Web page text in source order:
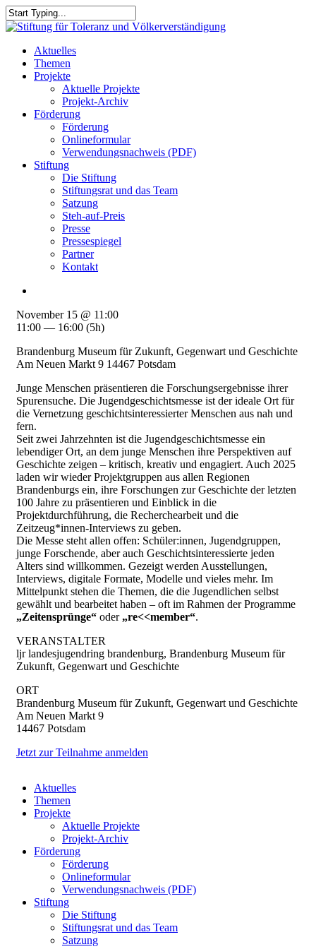
Skip
to
content
Close
search
Menu
Aktuelles
Themen
Projekte
Aktuelle Projekte
Projekt-Archiv
Förderung
Förderung
Onlineformular
Verwendungsnachweis (PDF)
Stiftung
Die Stiftung
Stiftungsrat und das Team
Satzung
Steh-auf-Preis
Presse
Pressespiegel
Partner
Kontakt
Junge Menschen präsentieren die Forschungsergebnisse ihrer
Spurensuche. Die Jugendgeschichtsmesse ist der ideale Ort für
die Vernetzung geschichtsinteressierter Menschen aus nah und
fern.
Seit zwei Jahrzehnten ist die Jugendgeschichtsmesse ein
lebendiger Ort, an dem junge Menschen ihre Perspektiven auf
Geschichte zeigen – kritisch, kreativ und engagiert. Auch 2025
laden wir wieder Projektgruppen aus allen Regionen
Brandenburgs ein, ihre Forschungen zur Geschichte der letzten
100 Jahre zu präsentieren und Einblick in die
Projektdurchführung, die Recherchearbeit und die
Zeitzeug*innen-Interviews zu geben.
Die Messe steht allen offen: Schüler:innen, Jugendgruppen,
junge Forschende, aber auch Geschichtsinteressierte jeden
Alters sind willkommen. Gezeigt werden Ausstellungen,
Interviews, digitale Formate, Modelle und vieles mehr. Im
Mittelpunkt stehen die Themen, die die Jugendlichen selbst
gewählt und bearbeitet haben – oft im Rahmen der Programme
„Zeitensprünge“ oder „re<<member“.
VERANSTALTER
ljr landesjugendring brandenburg, Brandenburg Museum für
Zukunft, Gegenwart und Geschichte
ORT
Brandenburg Museum für Zukunft, Gegenwart und Geschichte
Am Neuen Markt 9
14467 Potsdam
Jetzt zur Teilnahme anmelden
November 15 @ 11:00
11:00 — 16:00 (5h)
Brandenburg Museum für Zukunft, Gegenwart und Geschichte
Am Neuen Markt 9 14467 Potsdam
Close
Menu
Aktuelles
Themen
Projekte
Aktuelle Projekte
Projekt-Archiv
Förderung
Förderung
Onlineformular
Verwendungsnachweis (PDF)
Stiftung
Die Stiftung
Stiftungsrat und das Team
Satzung